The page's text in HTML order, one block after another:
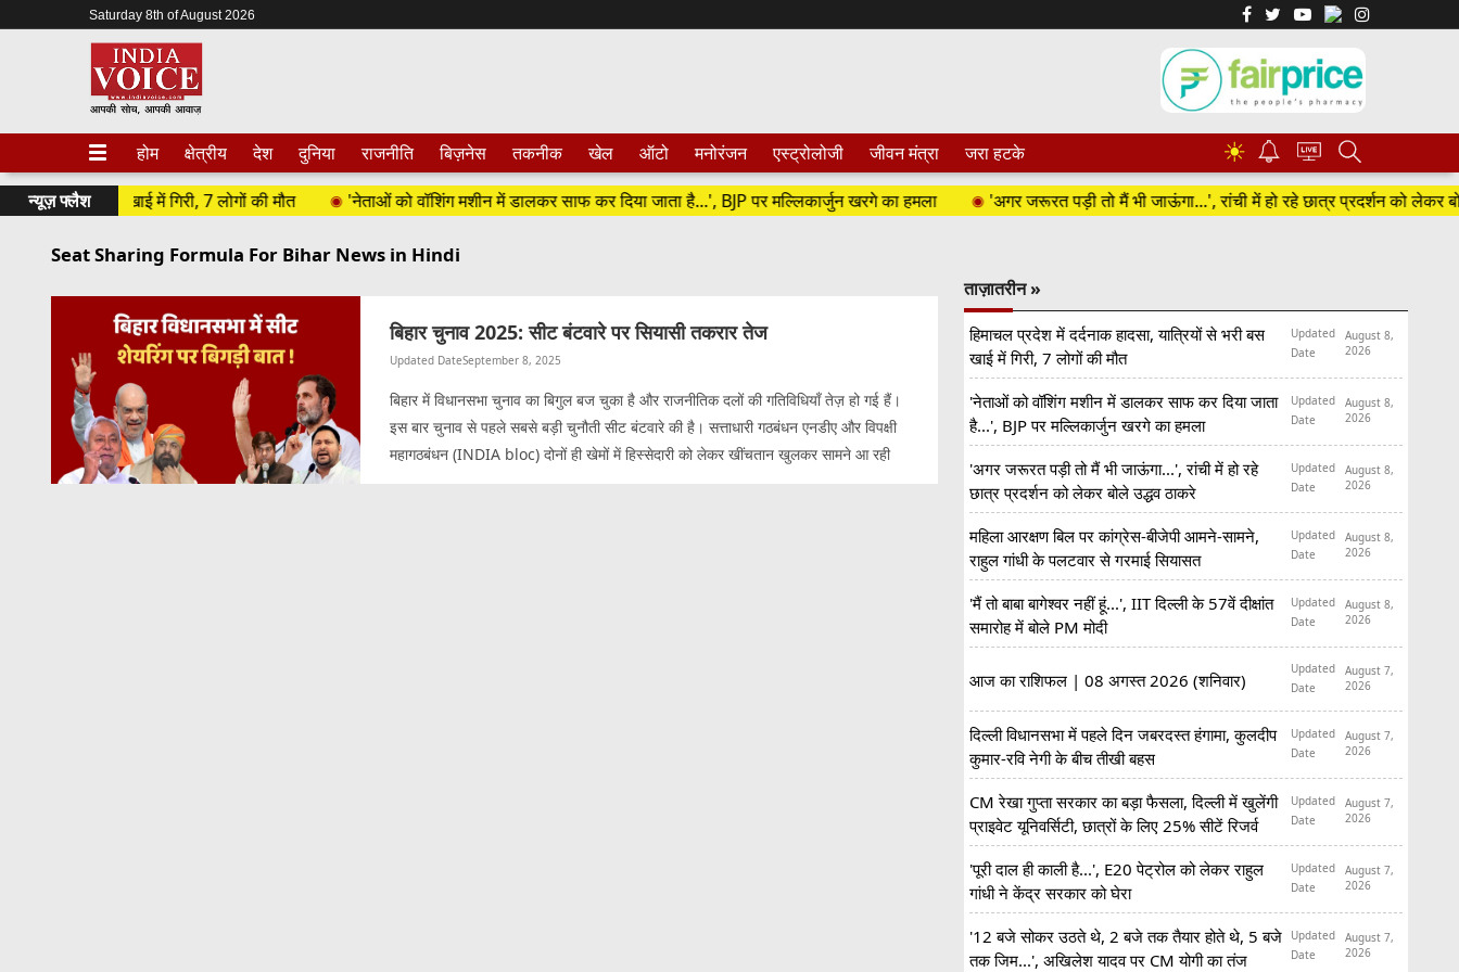
Saturday 8th of August 2026
होम क्षेत्रीय देश दुनिया राजनीति बिज़नेस तकनीक खेल ऑटो मनोरंजन एस्ट्रोलोजी जीवन मंत्रा जरा हटके ☀
न्यूज़ फ्लैश
से भरी बस खाई में गिरी, 7 लोगों की मौत 'नेताओं को वॉशिंग मशीन में डालकर साफ कर दिया जाता है...', BJP पर मल्लिकार्जुन खरगे का हमला 'अगर जरूरत पड़ी तो मैं भी जाऊंगा...', रांची में हो रहे छात्र प्रदर्शन को लेकर बोले
Seat Sharing Formula For Bihar News in Hindi
बिहार चुनाव 2025: सीट बंटवारे पर सियासी तकरार तेज
Updated DateSeptember 8, 2025
बिहार में विधानसभा चुनाव का बिगुल बज चुका है और राजनीतिक दलों की गतिविधियाँ तेज़ हो गई हैं।
इस बार चुनाव से पहले सबसे बड़ी चुनौती सीट बंटवारे की है। सत्ताधारी गठबंधन एनडीए और विपक्षी
महागठबंधन (INDIA bloc) दोनों ही खेमों में हिस्सेदारी को लेकर खींचतान खुलकर सामने आ रही
ताज़ातरीन »
हिमाचल प्रदेश में दर्दनाक हादसा, यात्रियों से भरी बस
खाई में गिरी, 7 लोगों की मौत
Updated
Date
August 8,
2026
'नेताओं को वॉशिंग मशीन में डालकर साफ कर दिया जाता
है...', BJP पर मल्लिकार्जुन खरगे का हमला
Updated
Date
August 8,
2026
'अगर जरूरत पड़ी तो मैं भी जाऊंगा...', रांची में हो रहे
छात्र प्रदर्शन को लेकर बोले उद्धव ठाकरे
Updated
Date
August 8,
2026
महिला आरक्षण बिल पर कांग्रेस-बीजेपी आमने-सामने,
राहुल गांधी के पलटवार से गरमाई सियासत
Updated
Date
August 8,
2026
'मैं तो बाबा बागेश्वर नहीं हूं...', IIT दिल्ली के 57वें दीक्षांत
समारोह में बोले PM मोदी
Updated
Date
August 8,
2026
आज का राशिफल | 08 अगस्त 2026 (शनिवार)
Updated
Date
August 7,
2026
दिल्ली विधानसभा में पहले दिन जबरदस्त हंगामा, कुलदीप
कुमार-रवि नेगी के बीच तीखी बहस
Updated
Date
August 7,
2026
CM रेखा गुप्ता सरकार का बड़ा फैसला, दिल्ली में खुलेंगी
प्राइवेट यूनिवर्सिटी, छात्रों के लिए 25% सीटें रिजर्व
Updated
Date
August 7,
2026
'पूरी दाल ही काली है...', E20 पेट्रोल को लेकर राहुल
गांधी ने केंद्र सरकार को घेरा
Updated
Date
August 7,
2026
'12 बजे सोकर उठते थे, 2 बजे तक तैयार होते थे, 5 बजे
तक जिम...', अखिलेश यादव पर CM योगी का तंज
Updated
Date
August 7,
2026